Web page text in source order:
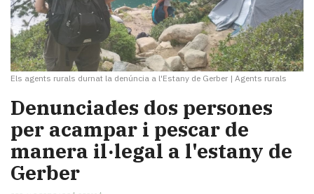
Els agents rurals durnat la denúncia a l'Estany de Gerber | Agents rurals
Denunciades dos persones
per acampar i pescar de
manera il·legal a l'estany de
Gerber